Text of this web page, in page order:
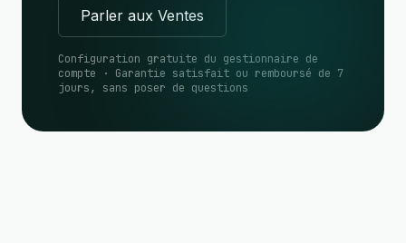
Parler aux Ventes
Configuration gratuite du gestionnaire de
compte · Garantie satisfait ou remboursé de 7
jours, sans poser de questions